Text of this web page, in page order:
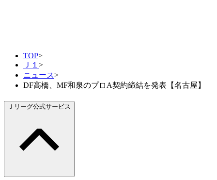
TOP>
Ｊ１ >
ニュース>
DF高橋、MF和泉のプロA契約締結を発表【名古屋】
Ｊリーグ公式サービス